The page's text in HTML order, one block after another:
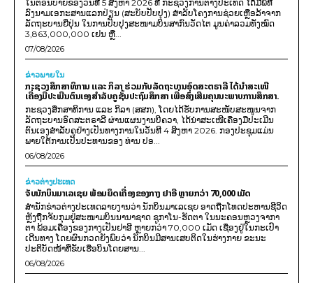
ໃນຕອນບ່າຍຂອງວັນທີ 5 ສິງຫາ 2026 ທີ່ ກະຊວງການຕ່າງປະເທດ ໄດ້ມີພິທີ
ລົງນາມເອກະສານແລກປ່ຽນ (ສະບັບປັບປຸງ) ສໍາລັບໂຄງການຊ່ວຍເຫຼືອລ້າຈາກ
ລັດຖະບານຍີ່ປຸ່ນ ໃນການປັບປຸງສະໜາມບິນສາກົນວັດໄຕ ມູນຄ່າລວມທັງໝົດ
3,863,000,000 ເຢນ ຫຼື...
07/08/2026
ຂ່າວພາຍ​ໃນ
ກະຊວງສຶກສາທິການ ແລະ ກິລາ ຮ່ວມກັບລັດຖະບານອົດສະຕຣາລີ ໄດ້ນຳສະເໜີ
ເຄື່ອງມືປະເມີນຕົນເອງສຳລັບຄູຊັ້ນປະຖົມສຶກສາ ເພື່ອສົ່ງເສີມຄຸນນະພາບການສຶກສາ.
ກະຊວງສຶກສາທິການ ແລະ ກິລາ (ສສກ), ໂດຍໄດ້ຮັບການສະໜັບສະໜູນຈາກ
ລັດຖະບານອົດສະຕຣາລີ ຜ່ານແຜນງານບີຄວາ, ໄດ້ນຳສະເໜີເຄື່ອງມືປະເມີນ
ຕົນເອງສຳລັບຄູຢ່າງເປັນທາງການໃນວັນທີ 4 ສິງຫາ 2026. ກອງປະຊຸມແມ່ນ
ພາຍໃຕ້ການເປັນປະທານຂອງ ທ່ານ ປອ...
06/08/2026
ຂ່າວຕ່າງປະເທດ
ຈັບນັກບິນມາເລເຊຍ ພ້ອມຍຶດເຄື່ອງຂອງກາງ ຢາອີ ຫຼາຍກວ່າ 70,000 ເມັດ
ສຳນັກຂ່າວຕ່າງປະເທດລາຍງານວ່າ ນັກບິນມາເລເຊຍ ອາດຖືກໂທດປະຫານຊີວິດ
ຫຼັງຖືກຈັບກຸມຢູ່ສະໜາມບິນນານາຊາດ ຊູກາໂນ-ຮັດຕາ ໃນນະຄອນຫຼວງຈາກາ
ຕາ ພ້ອມເຄື່ອງຂອງກາງເປັນຢາອີ ຫຼາຍກວ່າ 70,000 ເມັດ ເຊື່ອງຢູ່ໃນກະເປົາ
ເດີນທາງ ໂດຍຜົນກວດຍັງພົບວ່າ ນັກບິນມີສານເສບຕິດໃນຮ່າງກາຍ ຂະນະ
ປະຕິບັດໜ້າທີ່ຂັບເຮືອບິນໂດຍສານ...
06/08/2026